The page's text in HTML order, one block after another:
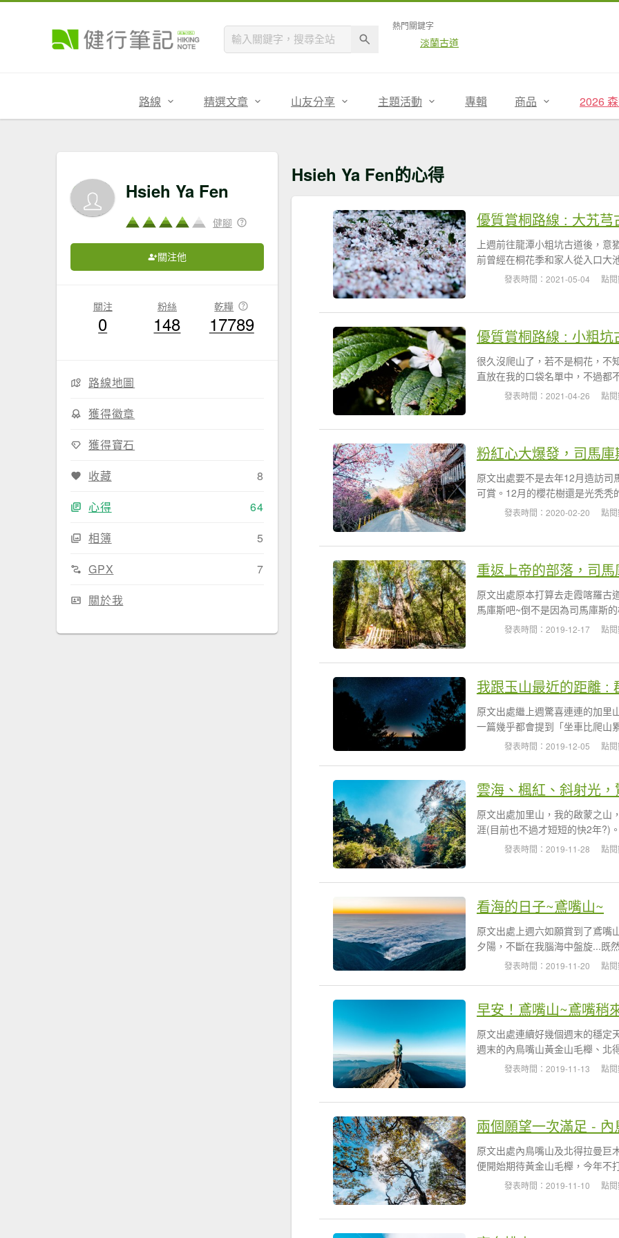
熱門關鍵字
淡蘭古道
路線 精選文章 山友分享 主題活動 專輯 商品 2026
Hsieh Ya Fen
健腳
關注他
關注
0
粉絲
148
乾糧
17789
路線地圖
獲得徽章
獲得寶石
收藏
8
心得
64
相簿
5
GPX
7
關於我
Hsieh Ya Fen的心得
優質賞桐路線 : 大艽芎
上週前往龍潭小粗坑古道後，
前曾經在桐花季和家人從入口大
發表時間：2021-05-04 點
優質賞桐路線 : 小粗坑
很久沒爬山了，若不是桐花，不
直放在我的口袋名單中，不過都
發表時間：2021-04-26 點
粉紅心大爆發，司馬
原文出處要不是去年12月造訪
可賞。12月的櫻花樹還是光秃秃
發表時間：2020-02-20 點
重返上帝的部落，司
原文出處原本打算去走霞喀羅古
馬庫斯吧~倒不是因為司馬庫斯
發表時間：2019-12-17 點
我跟玉山最近的距離 :
原文出處繼上週驚喜連連的加里
一篇幾乎都會提到「坐車比爬山
發表時間：2019-12-05 點
雲海、楓紅、斜射光
原文出處加里山，我的啟蒙之山
涯(目前也不過才短短的快2年?)
發表時間：2019-11-28 點
看海的日子~鳶嘴山~
原文出處上週六如願賞到了鳶嘴
夕陽，不斷在我腦海中盤旋...既
發表時間：2019-11-20 點
早安！鳶嘴山~鳶嘴稍
原文出處連續好幾個週末的穩定
週末的內鳥嘴山黃金山毛櫸、北
發表時間：2019-11-13 點
兩個願望一次滿足 -
原文出處內鳥嘴山及北得拉曼巨
便開始期待黃金山毛櫸，今年不
發表時間：2019-11-10 點